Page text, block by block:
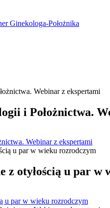
Ginekologa-Położnika
i Położnictwa.
Webinar z ekspertami
z otyłością u par w
u par w wieku rozrodczym